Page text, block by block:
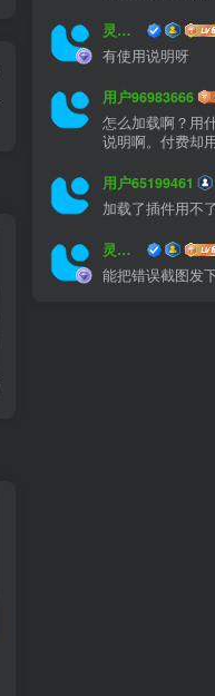
灵感屋
有使用说明呀
用户96983666
怎么加载啊？用
说明啊。付费却
用户65199461
加载了插件用不
灵感屋
能把错误截图发